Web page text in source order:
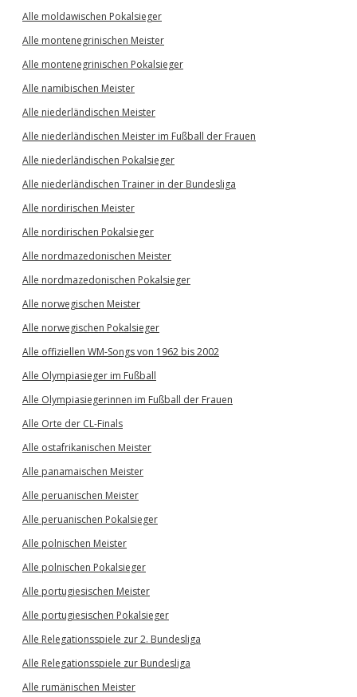
Alle moldawischen Pokalsieger
Alle montenegrinischen Meister
Alle montenegrinischen Pokalsieger
Alle namibischen Meister
Alle niederländischen Meister
Alle niederländischen Meister im Fußball der Frauen
Alle niederländischen Pokalsieger
Alle niederländischen Trainer in der Bundesliga
Alle nordirischen Meister
Alle nordirischen Pokalsieger
Alle nordmazedonischen Meister
Alle nordmazedonischen Pokalsieger
Alle norwegischen Meister
Alle norwegischen Pokalsieger
Alle offiziellen WM-Songs von 1962 bis 2002
Alle Olympiasieger im Fußball
Alle Olympiasiegerinnen im Fußball der Frauen
Alle Orte der CL-Finals
Alle ostafrikanischen Meister
Alle panamaischen Meister
Alle peruanischen Meister
Alle peruanischen Pokalsieger
Alle polnischen Meister
Alle polnischen Pokalsieger
Alle portugiesischen Meister
Alle portugiesischen Pokalsieger
Alle Relegationsspiele zur 2. Bundesliga
Alle Relegationsspiele zur Bundesliga
Alle rumänischen Meister